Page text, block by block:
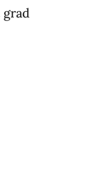
grad